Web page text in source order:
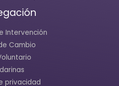
Intervención
Cambio
privacidad